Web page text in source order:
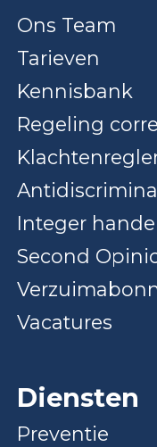
Ons Team
Tarieven
Kennisbank
Regeling
Integer
Second
Vacatures
Diensten
Preventie